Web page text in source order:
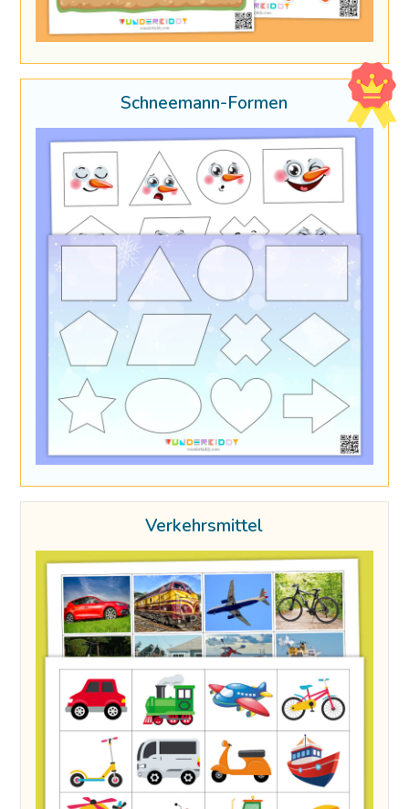
Schneemann-Formen
Verkehrsmittel